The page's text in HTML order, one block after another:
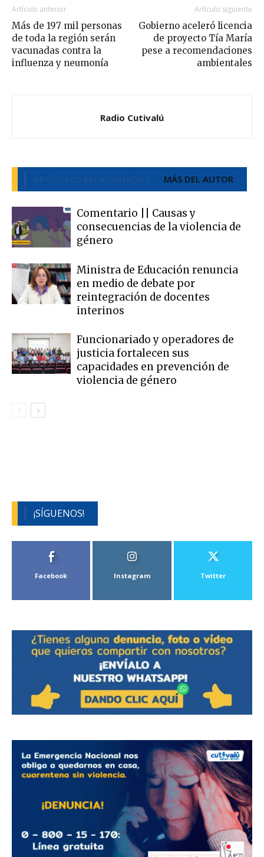
Artículo anterior
Más de 197 mil personas
de toda la región serán
vacunadas contra la
influenza y neumonía
Artículo siguiente
Gobierno aceleró licencia
de proyecto Tía María
pese a recomendaciones
ambientales
Radio Cutivalú
ARTÍCULOS RELACIONADOS MÁS DEL AUTOR
Comentario || Causas y
consecuencias de la violencia de
género
Ministra de Educación renuncia
en medio de debate por
reintegración de docentes
interinos
Funcionariado y operadores de
justicia fortalecen sus
capacidades en prevención de
violencia de género
¡SÍGUENOS!